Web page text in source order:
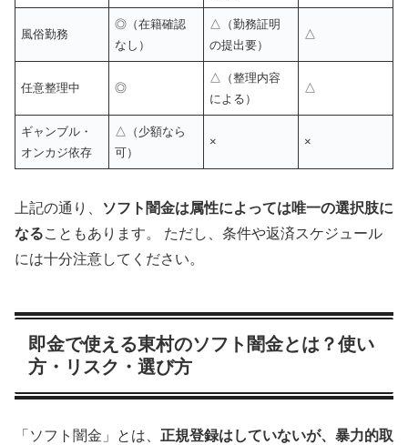
風俗勤務
◎（在籍確認
なし）
△（勤務証明
の提出要）
△
任意整理中 ◎
△（整理内容
による）
△
ギャンブル・
オンカジ依存
△（少額なら
可）
× ×
上記の通り、
ソフト闇金は属性によっては唯一の選択肢に
なることもあります。 ただし、条件や返済スケジュール
には十分注意してください。
即金で使える東村のソフト闇金とは？使い
方・リスク・選び方
「ソフト闇金」とは、 正規登録はしていないが、暴力的取